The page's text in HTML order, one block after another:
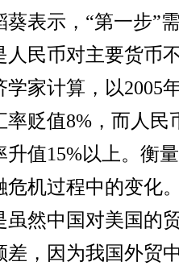
示，“第一步”需
币对主要货币不
学家计算，以2005
率贬值8%，而人民
升值15%以上。衡
危机过程中的变化
中国对美国的贸
差，因为我国外贸